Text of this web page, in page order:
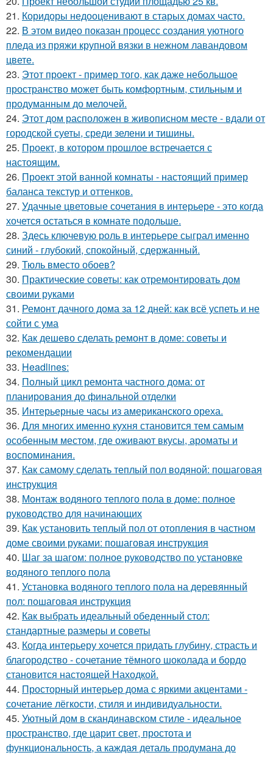
21. Коридоры недооценивают в старых домах часто.
22. В этом видео показан процесс создания уютного
пледа из пряжи крупной вязки в нежном лавандовом
цвете.
23. Этот проект - пример того, как даже небольшое
пространство может быть комфортным, стильным и
продуманным до мелочей.
24. Этот дом расположен в живописном месте - вдали от
городской суеты, среди зелени и тишины.
25. Проект, в котором прошлое встречается с
настоящим.
26. Проект этой ванной комнаты - настоящий пример
баланса текстур и оттенков.
27. Удачные цветовые сочетания в интерьере - это когда
хочется остаться в комнате подольше.
28. Здесь ключевую роль в интерьере сыграл именно
синий - глубокий, спокойный, сдержанный.
29. Тюль вместо обоев?
30. Практические советы: как отремонтировать дом
своими руками
31. Ремонт дачного дома за 12 дней: как всё успеть и не
сойти с ума
32. Как дешево сделать ремонт в доме: советы и
рекомендации
33. Headlines:
34. Полный цикл ремонта частного дома: от
планирования до финальной отделки
35. Интерьерные часы из американского ореха.
36. Для многих именно кухня становится тем самым
особенным местом, где оживают вкусы, ароматы и
воспоминания.
37. Как самому сделать теплый пол водяной: пошаговая
инструкция
38. Монтаж водяного теплого пола в доме: полное
руководство для начинающих
39. Как установить теплый пол от отопления в частном
доме своими руками: пошаговая инструкция
40. Шаг за шагом: полное руководство по установке
водяного теплого пола
41. Установка водяного теплого пола на деревянный
пол: пошаговая инструкция
42. Как выбрать идеальный обеденный стол:
стандартные размеры и советы
43. Когда интерьеру хочется придать глубину, страсть и
благородство - сочетание тёмного шоколада и бордо
становится настоящей Находкой.
44. Просторный интерьер дома с яркими акцентами -
сочетание лёгкости, стиля и индивидуальности.
45. Уютный дом в скандинавском стиле - идеальное
пространство, где царит свет, простота и
функциональность, а каждая деталь продумана до